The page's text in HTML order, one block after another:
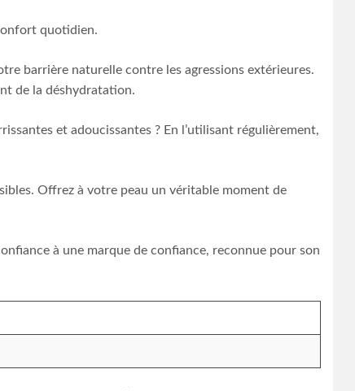
quotidien.
barrière naturelle contre les agressions extérieures.
de la déshydratation.
et adoucissantes ? En l’utilisant régulièrement,
Offrez à votre peau un véritable moment de
à une marque de confiance, reconnue pour son